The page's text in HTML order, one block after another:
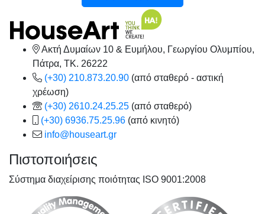
Ακτή Δυμαίων 10 & Ευμήλου, Γεωργίου Ολυμπίου,
Πάτρα, TK. 26222
(+30) 210.873.20.90 (από σταθερό - αστική
χρέωση)
(+30) 2610.24.25.25 (από σταθερό)
(+30) 6936.75.25.96 (από κινητό)
info@houseart.gr
Πιστοποιήσεις
Σύστημα διαχείρισης ποιότητας ISO 9001:2008